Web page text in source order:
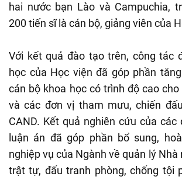
hai nước bạn Lào và Campuchia,
200 tiến sĩ là cán bộ, giảng viên của
Với kết quả đào tạo trên, công tác
học của Học viện đã góp phần
cán bộ khoa học có trình độ cao
và các đơn vị tham mưu, chiến
CAND. Kết quả nghiên cứu của các
luận án đã góp phần bổ sung,
nghiệp vụ của Ngành về quản lý Nhà
trật tự, đấu tranh phòng, chống tội